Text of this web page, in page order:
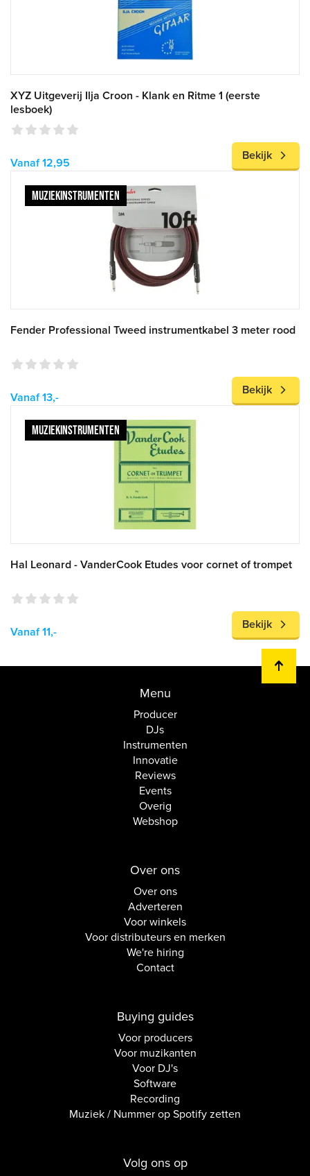
XYZ Uitgeverij Ilja Croon - Klank en Ritme 1 (eerste
lesboek)
Vanaf 12,95
Bekijk
MUZIEKINSTRUMENTEN
Fender Professional Tweed instrumentkabel 3 meter rood
Vanaf 13,-
Bekijk
MUZIEKINSTRUMENTEN
Hal Leonard - VanderCook Etudes voor cornet of trompet
Vanaf 11,-
Bekijk
Menu
Producer
DJs
Instrumenten
Innovatie
Reviews
Events
Overig
Webshop
Over ons
Over ons
Adverteren
Voor winkels
Voor distributeurs en merken
We're hiring
Contact
Buying guides
Voor producers
Voor muzikanten
Voor DJ's
Software
Recording
Muziek / Nummer op Spotify zetten
Volg ons op